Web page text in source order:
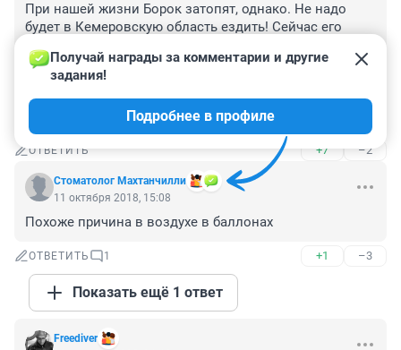
При нашей жизни Борок затопят, однако. Не надо
будет в Кемеровскую область ездить! Сейчас его
подпёртый. Инёй, дачами, дорогой. Не расширишься.
Так что, сейчас его углубление быстрее пойдёт. Лет
15..20 и останется пятачок в середине на глубине 60 м
или больше. Найдёт своих героев...
ОТВЕТИТЬ +7 –2
Стоматолог Махтанчилли
Получай награды за комментарии и другие
задания!
Подробнее в профиле
11 октября 2018, 15:08
Похоже причина в воздухе в баллонах
ОТВЕТИТЬ 1 +1 –3
Показать ещё 1 ответ
Freediver